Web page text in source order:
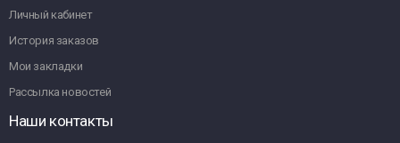
Личный кабинет
История заказов
Мои закладки
Рассылка новостей
Наши контакты